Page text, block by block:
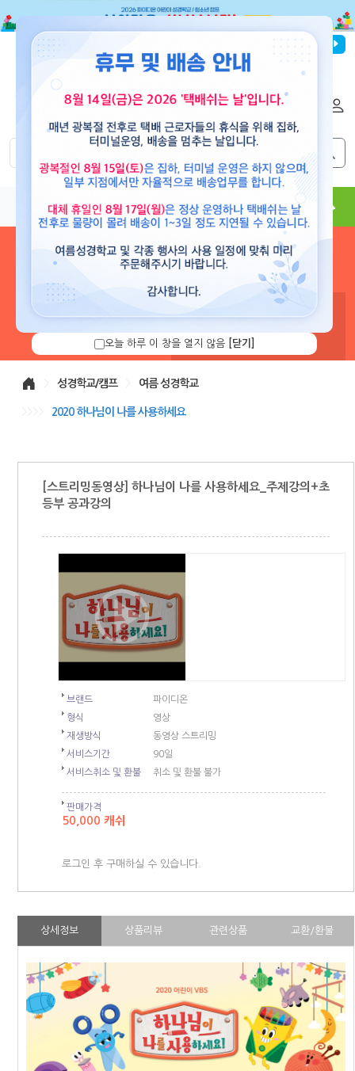
파이디온선교회
도서 뮤직 용품 현수막 콘텐츠
로그인 하시면 보유 캐쉬 확
니다.
성경학교/캠프 여름 성경학교
2020 하나님이 나를 사용하세요
[스트리밍동영상] 하나님이 나를 사용하세요_주제강의+초
등부 공과강의
브랜드
파이디온
형식
영상
재생방식
동영상 스트리밍
서비스기간
90일
서비스취소 및 환불
취소 및 환불 불가
판매가격
50,000 캐쉬
로그인 후 구매하실 수 있습니다.
상세정보 상품리뷰 관련상품 교환/환불
오늘 하루 이 창을 열지 않음 [닫기]